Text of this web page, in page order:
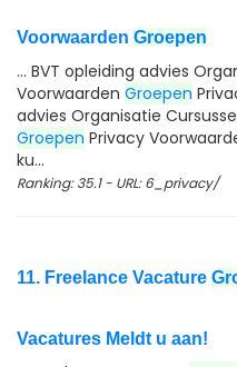
Voorwaarden Groepen
... BVT opleiding advies
Voorwaarden Groepen
advies Organisatie
Groepen Privacy
ku...
Ranking: 35.1 - URL: 6_privacy/
11. Freelance Vacature
Vacatures Meldt u aan!